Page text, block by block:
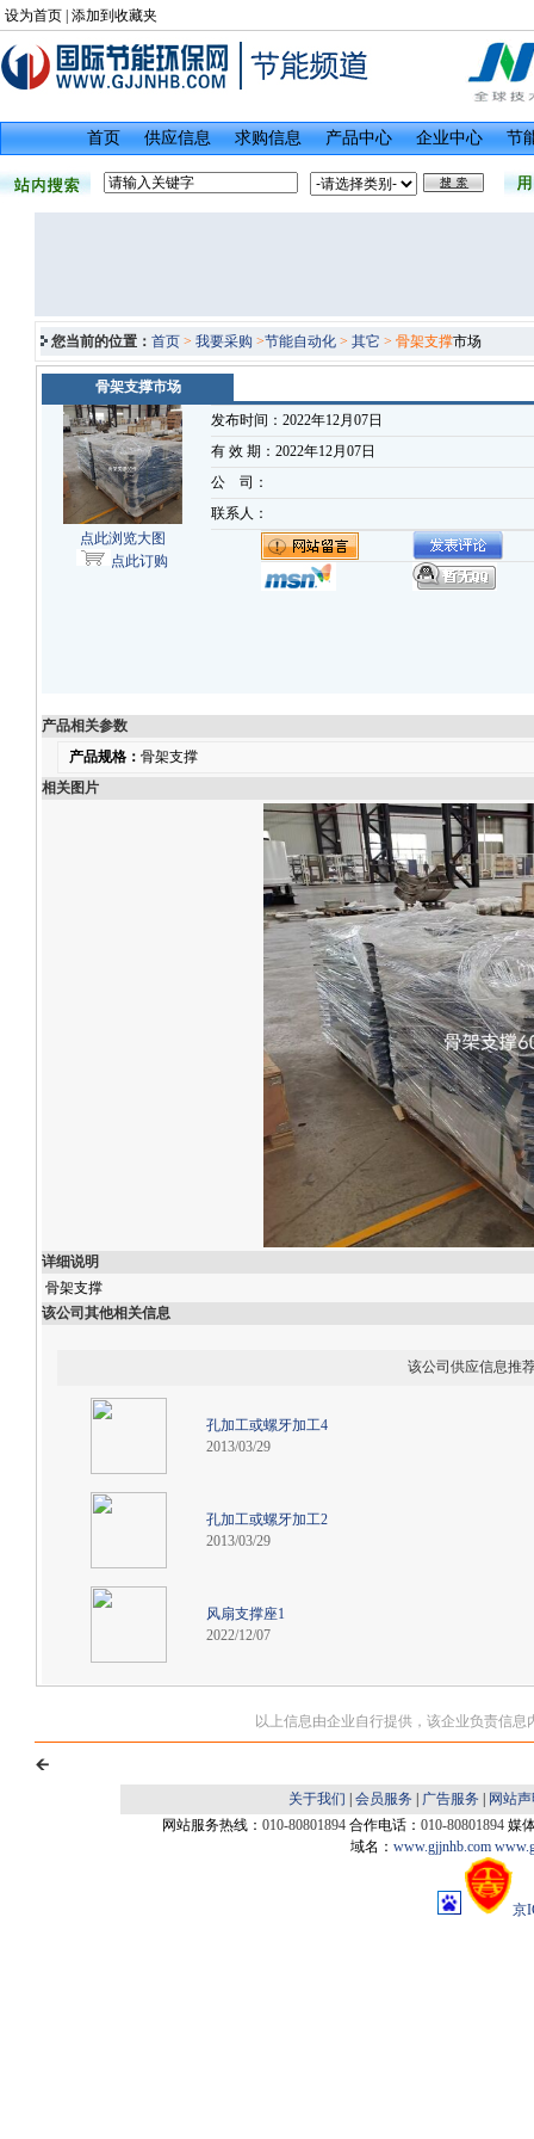
设为首页 添加到收藏夹
首页 供应信息 求购信息 产品中心 企业中心 节
您当前的位置： 首页 > 我要采购 >节能自动化 > 其它 > 骨架支撑市场
骨架支撑市场
点此浏览大图
点此订购
发布时间：2022年12月07日
有 效 期：2022年12月07日
公 司：
联系人：
产品相关参数
产品规格： 骨架支撑
相关图片
详细说明
骨架支撑
该公司其他相关信息
该公司供应信息推
孔加工或螺牙加工4
2013/03/29
孔加工或螺牙加工2
2013/03/29
风扇支撑座1
2022/12/07
以上信息由企业自行提供，该企业负责信
关于我们 会员服务 广告服务
网站
网站服务热线： 010-80801894 合作电话： 010-80801894 媒
域名： www.gjjnhb.com
京